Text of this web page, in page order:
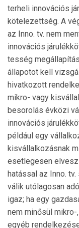
terheli innovációs
kötelezettség. A
az Inno. tv. nem
innovációs
tesség
állapotot kell
hivatkozott
mikro- vagy
besorolás évközi
innovációs
például egy
kisvál­lalkozásnak
esetlegesen
hatással az Inno.
válik utólagosan
igaz; ha egy
nem minősül
egyéb